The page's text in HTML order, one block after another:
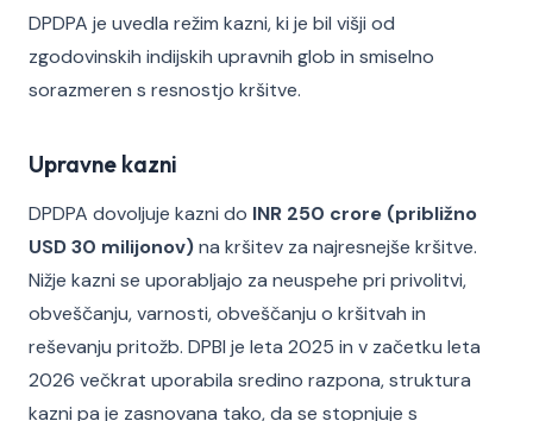
DPDPA je uvedla režim kazni, ki je bil višji od
zgodovinskih indijskih upravnih glob in smiselno
sorazmeren s resnostjo kršitve.
Upravne kazni
DPDPA dovoljuje kazni do INR 250 crore (približno
USD 30 milijonov)na kršitev za najresnejše kršitve.
Nižje kazni se uporabljajo za neuspehe pri privolitvi,
obveščanju, varnosti, obveščanju o kršitvah in
reševanju pritožb. DPBI je leta 2025 in v začetku leta
2026 večkrat uporabila sredino razpona, struktura
kazni pa je zasnovana tako, da se stopnjuje s